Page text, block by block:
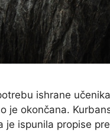
ishrane
je okončana.
je ispunila propise